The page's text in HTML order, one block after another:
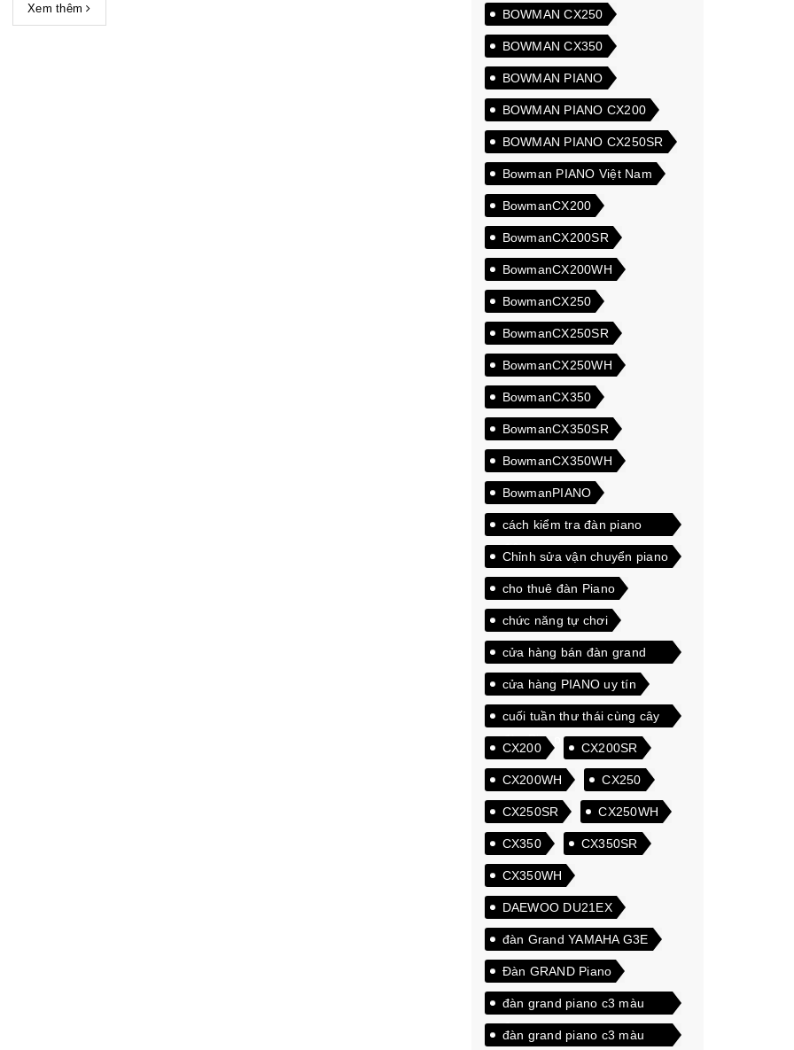
Xem thêm BOWMAN CX250
BOWMAN CX350
BOWMAN PIANO
BOWMAN PIANO CX200
BOWMAN PIANO CX250SR
Bowman PIANO Việt Nam
BowmanCX200
BowmanCX200SR
BowmanCX200WH
BowmanCX250
BowmanCX250SR
BowmanCX250WH
BowmanCX350
BowmanCX350SR
BowmanCX350WH
BowmanPIANO
cách kiểm tra đàn piano
điện
Chỉnh sửa vận chuyển piano
cho thuê đàn Piano
chức năng tự chơi
cửa hàng bán đàn grand
piano giá rẻ
cửa hàng PIANO uy tín
cuối tuần thư thái cùng cây
đàn Piano
CX200 CX200SR
CX200WH CX250
CX250SR CX250WH
CX350 CX350SR
CX350WH
DAEWOO DU21EX
đàn Grand YAMAHA G3E
Đàn GRAND Piano
đàn grand piano c3 màu
đen
đàn grand piano c3 màu